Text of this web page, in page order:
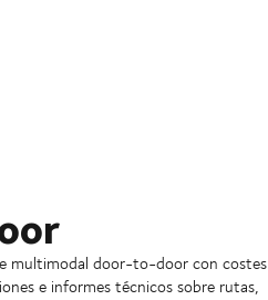
multimodal door-to-door con costes
e informes técnicos sobre rutas,